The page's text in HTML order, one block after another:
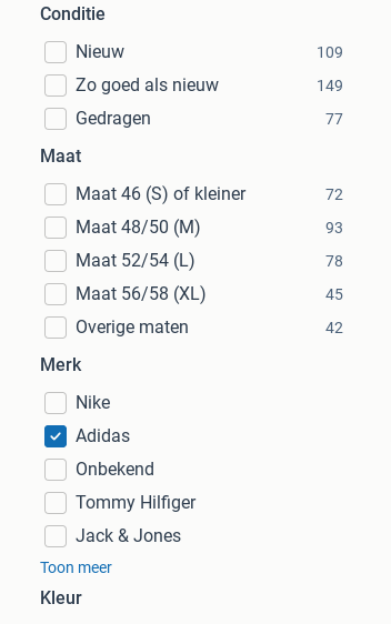
Conditie
Nieuw
109
Zo goed als nieuw 149
Gedragen 77
Maat
Maat 46 (S) of kleiner
72
Maat 48/50 (M) 93
Maat 52/54 (L) 78
Maat 56/58 (XL) 45
Overige maten 42
Merk
Nike
Adidas
Onbekend
Tommy Hilfiger
Jack & Jones
Toon meer
Kleur